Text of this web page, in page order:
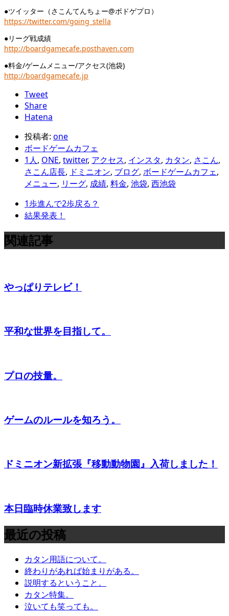
●ツイッター（さこんてんちょー@ボドゲプロ）
https://twitter.com/going_stella
●リーグ戦成績
http://boardgamecafe.posthaven.com
●料金/ゲームメニュー/アクセス(池袋)
http://boardgamecafe.jp
Tweet
Share
Hatena
投稿者: one
ボードゲームカフェ
1人, ONE, twitter, アクセス, インスタ, カタン, さこん,
さこん店長, ドミニオン, ブログ, ボードゲームカフェ,
メニュー, リーグ, 成績, 料金, 池袋, 西池袋
1歩進んで2歩戻る？
結果発表！
関連記事
やっぱりテレビ！
平和な世界を目指して。
プロの技量。
ゲームのルールを知ろう。
ドミニオン新拡張『移動動物園』入荷しました！
本日臨時休業致します
最近の投稿
カタン用語について。
終わりがあれば始まりがある。
説明するということ。
カタン特集。
泣いても笑っても。